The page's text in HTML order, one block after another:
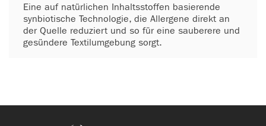
Eine auf natürlichen Inhaltsstoffen basierende
synbiotische Technologie, die Allergene direkt an
der Quelle reduziert und so für eine sauberere und
gesündere Textilumgebung sorgt.